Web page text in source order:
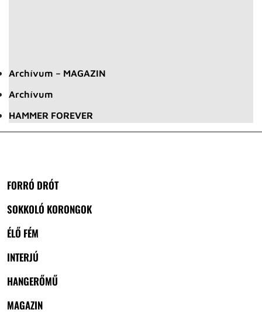
Archívum – MAGAZIN
Archívum
HAMMER FOREVER
FORRÓ DRÓT
SOKKOLÓ KORONGOK
ÉLŐ FÉM
INTERJÚ
HANGERŐMŰ
MAGAZIN